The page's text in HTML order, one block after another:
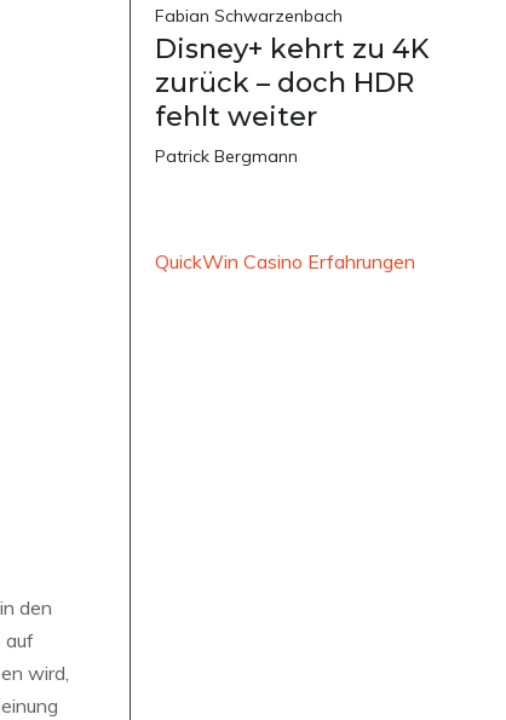
den
auf
wird,
Fabian Schwarzenbach
Disney+ kehrt zu 4K
zurück – doch HDR
fehlt weiter
Patrick Bergmann
QuickWin Casino Erfahrungen